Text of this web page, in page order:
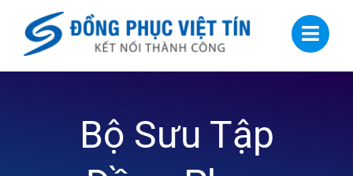
content
Bộ Sưu Tập